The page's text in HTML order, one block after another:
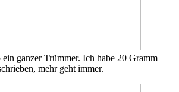
ganzer Trümmer. Ich habe 20 Gramm
mehr geht immer.